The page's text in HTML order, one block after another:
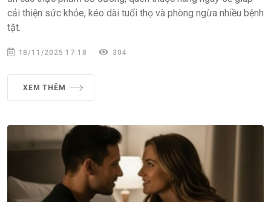
cải thiện sức khỏe, kéo dài tuổi thọ và phòng ngừa nhiều bệnh
tật.
18/11/2025 17:18 304
XEM THÊM